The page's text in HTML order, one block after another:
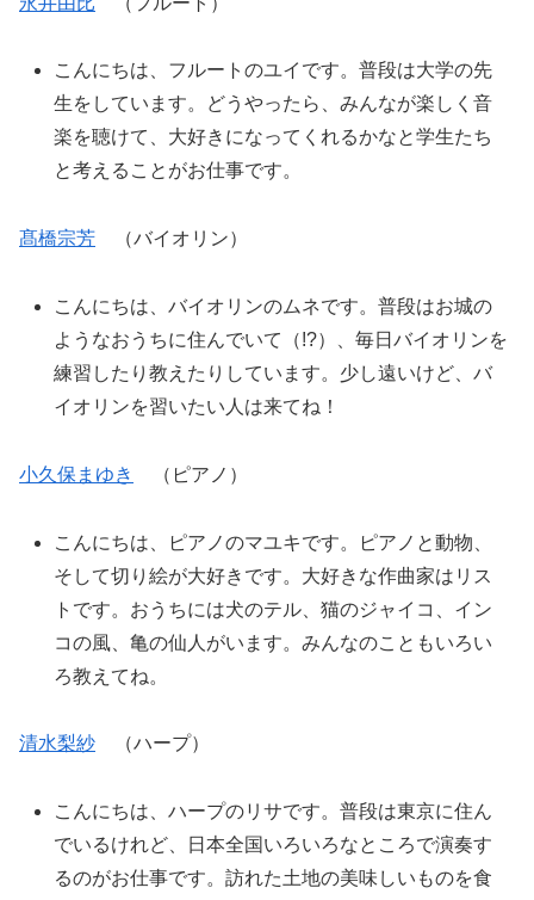
こんにちは、フルートのユイです。普段は大学の先
生をしています。どうやったら、みんなが楽しく音
楽を聴けて、大好きになってくれるかなと学生たち
と考えることがお仕事です。
髙橋宗芳 （バイオリン）
こんにちは、バイオリンのムネです。普段はお城の
ようなおうちに住んでいて（!?）、毎日バイオリンを
練習したり教えたりしています。少し遠いけど、バ
イオリンを習いたい人は来てね！
小久保まゆき （ピアノ）
こんにちは、ピアノのマユキです。ピアノと動物、
そして切り絵が大好きです。大好きな作曲家はリス
トです。おうちには犬のテル、猫のジャイコ、イン
コの風、亀の仙人がいます。みんなのこともいろい
ろ教えてね。
清水梨紗 （ハープ）
こんにちは、ハープのリサです。普段は東京に住ん
でいるけれど、日本全国いろいろなところで演奏す
るのがお仕事です。訪れた土地の美味しいものを食